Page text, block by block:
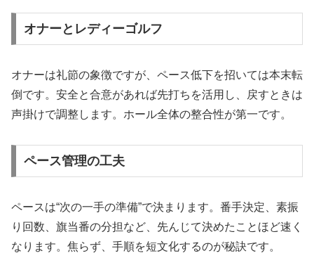
オナーとレディーゴルフ
オナーは礼節の象徴ですが、ペース低下を招いては本末転
倒です。安全と合意があれば先打ちを活用し、戻すときは
声掛けで調整します。ホール全体の整合性が第一です。
ペース管理の工夫
ペースは“次の一手の準備”で決まります。番手決定、素振
り回数、旗当番の分担など、先んじて決めたことほど速く
なります。焦らず、手順を短文化するのが秘訣です。